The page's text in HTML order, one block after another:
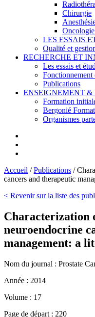
Chirurgie
LES ESSAIS
Qualité et
RECHERCHE ET
Les essais et
Fonctionnement
Publications
ENSEIGNEMENT &
Formation
Bergonié
Organismes
Accueil /Publications /
cancers and therapeutic
< Revenir sur la liste des
Characterization
neuroendocrine
management: a
Nom du journal : Prostate
Année : 2014
Volume : 17
Page de départ : 220